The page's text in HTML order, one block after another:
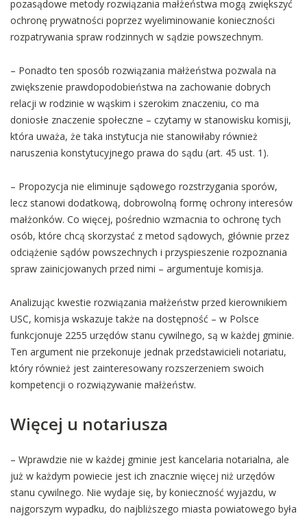
pozasądowe metody rozwiązania małżeństwa mogą zwiększyć
ochronę prywatności poprzez wyeliminowanie konieczności
rozpatrywania spraw rodzinnych w sądzie powszechnym.
– Ponadto ten sposób rozwiązania małżeństwa pozwala na
zwiększenie prawdopodobieństwa na zachowanie dobrych
relacji w rodzinie w wąskim i szerokim znaczeniu, co ma
doniosłe znaczenie społeczne – czytamy w stanowisku komisji,
która uważa, że taka instytucja nie stanowiłaby również
naruszenia konstytucyjnego prawa do sądu (art. 45 ust. 1).
– Propozycja nie eliminuje sądowego rozstrzygania sporów,
lecz stanowi dodatkową, dobrowolną formę ochrony interesów
małżonków. Co więcej, pośrednio wzmacnia to ochronę tych
osób, które chcą skorzystać z metod sądowych, głównie przez
odciążenie sądów powszechnych i przyspieszenie rozpoznania
spraw zainicjowanych przed nimi – argumentuje komisja.
Analizując kwestie rozwiązania małżeństw przed kierownikiem
USC, komisja wskazuje także na dostępność – w Polsce
funkcjonuje 2255 urzędów stanu cywilnego, są w każdej gminie.
Ten argument nie przekonuje jednak przedstawicieli notariatu,
który również jest zainteresowany rozszerzeniem swoich
kompetencji o rozwiązywanie małżeństw.
Więcej u notariusza
– Wprawdzie nie w każdej gminie jest kancelaria notarialna, ale
już w każdym powiecie jest ich znacznie więcej niż urzędów
stanu cywilnego. Nie wydaje się, by konieczność wyjazdu, w
najgorszym wypadku, do najbliższego miasta powiatowego była